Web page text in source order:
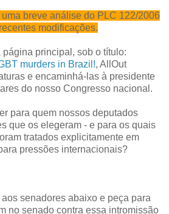
breve análise do PLC 122/2006
modificações.
principal, sob o título:
murders in Brazil!, AllOut
e encaminhá-las à presidente
do nosso Congresso nacional.
para quem nossos deputados
que os elegeram - e para os quais
tratados explicitamente em
pressões internacionais?
senadores abaixo e peça para
no senado contra essa intromissão